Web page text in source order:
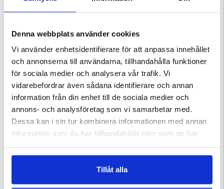
Denna webbplats använder cookies
Vi använder enhetsidentifierare för att anpassa innehållet
och annonserna till användarna, tillhandahålla funktioner
för sociala medier och analysera vår trafik. Vi
vidarebefordrar även sådana identifierare och annan
information från din enhet till de sociala medier och
annons- och analysföretag som vi samarbetar med.
Dessa kan i sin tur kombinera informationen med annan
information som du har tillhandahållit eller som de har
Tillåt alla
STOR STYCKNINGSBRÄDA
499 kr 39 kr
Betyg:
4.3 utav 5 stjärnor
KÖPS OFTA TILLSAMMANS